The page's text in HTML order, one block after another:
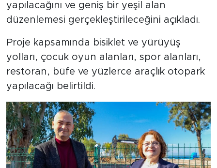
yapılacağını ve geniş bir yeşil alan
düzenlemesi gerçekleştirileceğini açıkladı.
Proje kapsamında bisiklet ve yürüyüş
yolları, çocuk oyun alanları, spor alanları,
restoran, büfe ve yüzlerce araçlık otopark
yapılacağı belirtildi.